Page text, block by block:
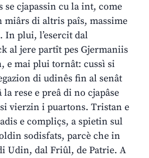
se cjapassin cu la int, come
miârs di altris paîs, massime
In plui, l’esercit dal
al jere partît pes Gjermaniis
e mai plui tornât: cussì si
di udinês fin al senât
rese e preâ di no cjapâse
vierzin i puartons. Tristan e
e compliçs, a spietin sul
sodisfats, parcè che in
Udin, dal Friûl, de Patrie. A